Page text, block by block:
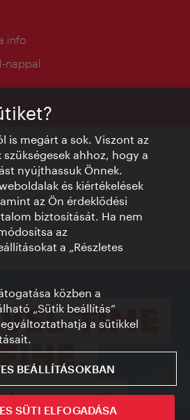
nappal
is megárt a sok. Viszont az
ahhoz, hogy a
nyújthassuk Önnek.
és kiértékelések
az Ön érdeklődési
biztosítását. Ha nem
az
a „Részletes
közben a
„Sütik beállítás”
a sütikkel
BEÁLLÍTÁSOKBAN
SÜTI ELFOGADÁSA